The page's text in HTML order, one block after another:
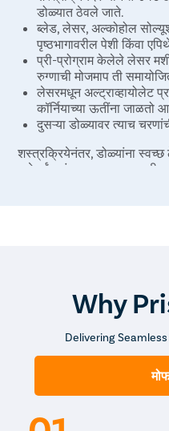
डोळ्यात ठेवले जाते.
ब्लेड, लेसर, अल्कोहोल
पृष्ठभागावरील पेशी किंवा
प्री-प्रोग्राम केलेले लेसर
रुग्णाची मोजमाप ती
लेसरमधून अल्ट्राव्हायोलेट
कॉर्नियाच्या ऊतींना जाळतो
दुसऱ्या डोळ्यावर त्याच
शस्त्रक्रियेनंतर, डोळ्यांना स्वच्छ
वाढेपर्यंत संक्रमण
Why
Delivering